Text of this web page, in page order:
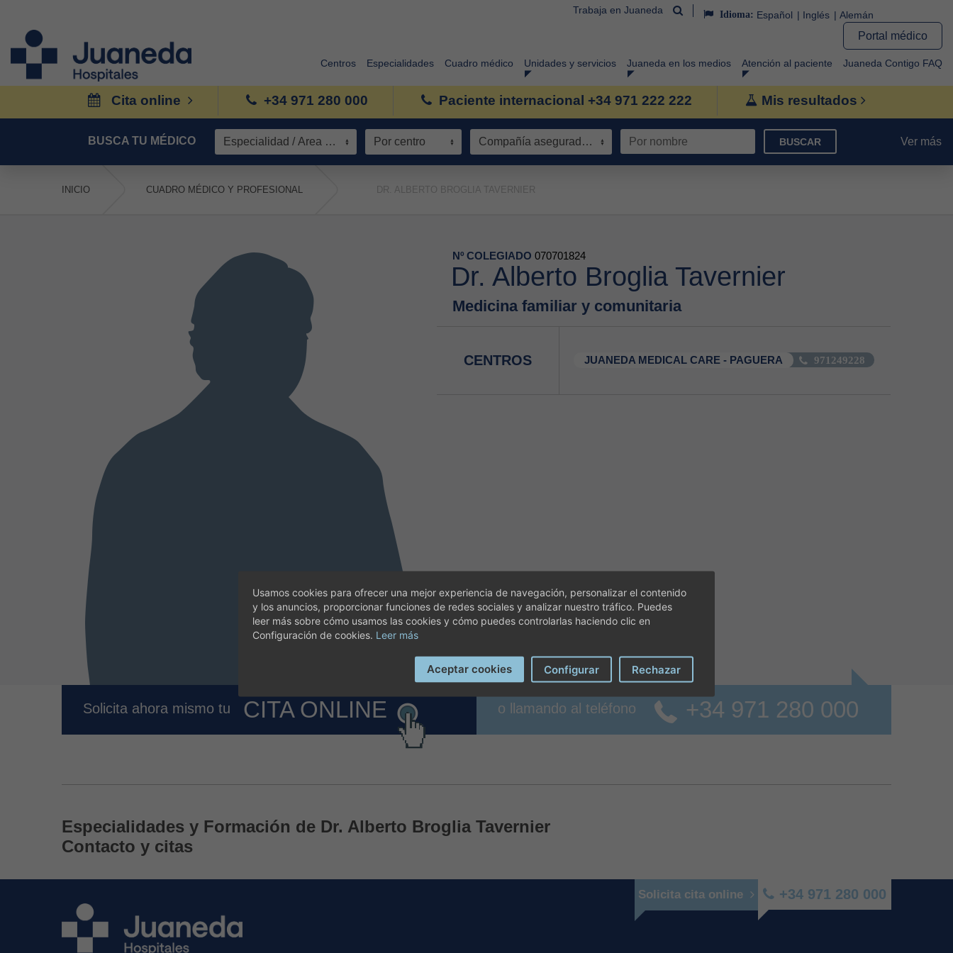
Trabaja en Juaneda Idioma: Español Inglés Alemán
Portal médico
Centros Especialidades Cuadro médico Unidades y servicios Juaneda en los medios Atención al paciente Juaneda Contigo FAQ
Cita online +34 971 280 000 Paciente internacional +34 971 222 222 Mis resultados
BUSCA TU MÉDICO Especialidad / Área de conocimiento Por centro Compañía aseguradora BUSCAR Ver más
INICIO CUADRO MÉDICO Y PROFESIONAL DR. ALBERTO BROGLIA TAVERNIER
Nº COLEGIADO 070701824
Dr. Alberto Broglia Tavernier
Medicina familiar y comunitaria
CENTROS JUANEDA MEDICAL CARE - PAGUERA 971249228
Solicita ahora mismo tu CITA ONLINE o llamando al teléfono +34 971 280 000
Especialidades y Formación de Dr. Alberto Broglia Tavernier
Contacto y citas
Solicita cita online +34 971 280 000
Usamos cookies para ofrecer una mejor experiencia de navegación, personalizar el contenido
y los anuncios, proporcionar funciones de redes sociales y analizar nuestro tráfico. Puedes
leer más sobre cómo usamos las cookies y cómo puedes controlarlas haciendo clic en
Configuración de cookies. Leer más
Aceptar cookies Configurar Rechazar